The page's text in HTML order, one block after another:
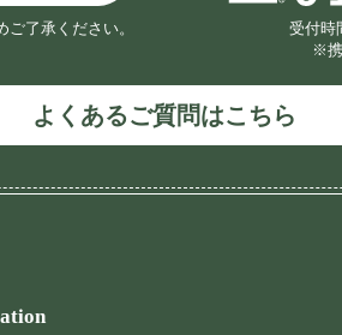
ご了承ください。
受付時
※携
よくあるご質問はこちら